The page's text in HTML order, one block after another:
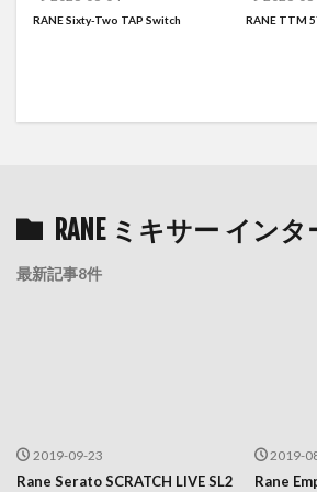
RANE Sixty-Two TAP Switch RANE TTM
RANE ミキサー イン
最新記事8件
2019-09-23
Rane Serato SCRATCH LIVE SL2
2019-
Rane